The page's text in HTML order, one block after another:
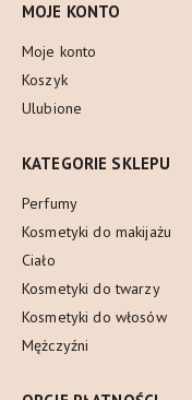
MOJE KONTO
Moje konto
Koszyk
Ulubione
KATEGORIE SKLEPU
Perfumy
Kosmetyki do makijażu
Ciało
Kosmetyki do twarzy
Kosmetyki do włosów
Mężczyźni